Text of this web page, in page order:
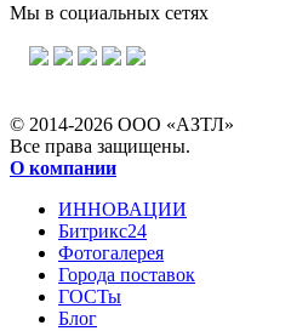
Мы в социальных сетях
© 2014-2026 ООО «АЗТЛ»
Все права защищены.
О компании
ИННОВАЦИИ
Битрикс24
Фотогалерея
Города поставок
ГОСТы
Блог